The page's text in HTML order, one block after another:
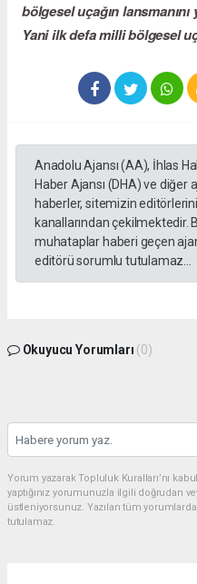
bölgesel uçağın
Yani ilk defa milli bölgesel
Anadolu Ajansı (AA), İhlas
Haber Ajansı (DHA) ve
haberler, sitemizin
kanallarından çekilmektedir.
muhataplar haberi geçen
editörü sorumlu tutulamaz...
Okuyucu Yorumları (0)
Yorum yazarak Topluluk Kuralları’nı
yaptığınız yorumunuzla ilgili doğrudan
üstleniyorsunuz. Yazılan tüm
tutulamaz.